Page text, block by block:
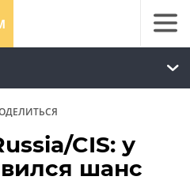
CIS: у
шанс